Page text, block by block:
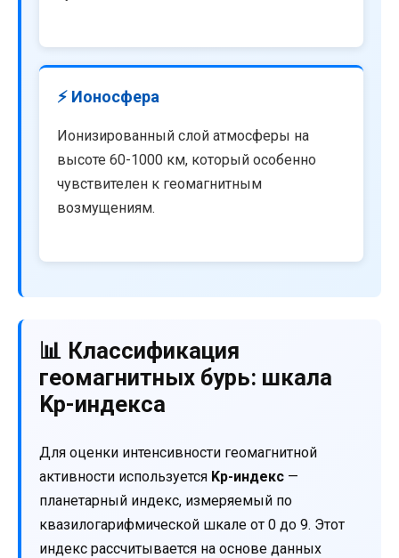
⚡ Ионосфера
Ионизированный слой атмосферы на
высоте 60-1000 км, который особенно
чувствителен к геомагнитным
возмущениям.
📊 Классификация
геомагнитных бурь: шкала
Kp-индекса
Для оценки интенсивности геомагнитной
активности используется Kp-индекс —
планетарный индекс, измеряемый по
квазилогарифмической шкале от 0 до 9. Этот
индекс рассчитывается на основе данных